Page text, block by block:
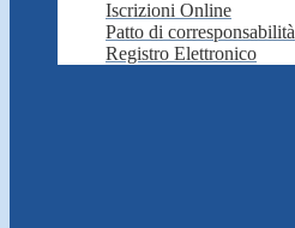
Iscrizioni Online
Patto di corresponsabilità
Registro Elettronico